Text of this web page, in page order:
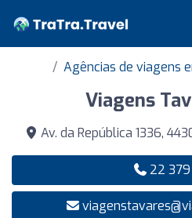
Agências de viagens
Viagens
Av. da República 1336,
22 379